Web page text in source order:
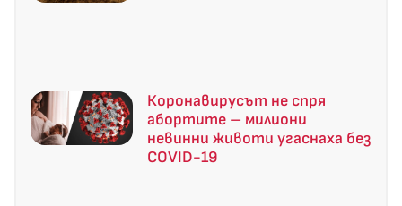
Коронавирусът не спря
абортите – милиони
невинни животи угаснаха без
COVID-19